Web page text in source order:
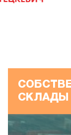
СКЛАДЫ